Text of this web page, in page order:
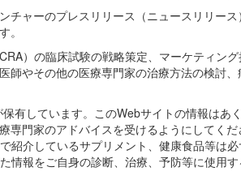
チャーのプレスリリース（ニュースリリー
。
）の臨床試験の戦略策定、マーケティン
師やその他の医療専門家の治療方法の検討
有しています。このWebサイトの情報は
専門家のアドバイスを受けるようにしてく
紹介しているサプリメント、健康食品等
情報をご自身の診断、治療、予防等に使用